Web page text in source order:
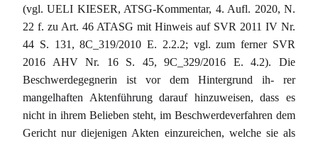
(vgl. UELI KIESER, ATSG-Kommentar, 4. Aufl. 2020, N.
22 f. zu Art. 46 ATASG mit Hinweis auf SVR 2011 IV Nr.
44 S. 131, 8C_319/2010 E. 2.2.2; vgl. zum ferner SVR
2016 AHV Nr. 16 S. 45, 9C_329/2016 E. 4.2). Die
Beschwerdegegnerin ist vor dem Hintergrund ih- rer
mangelhaften Aktenführung darauf hinzuweisen, dass es
nicht in ihrem Belieben steht, im Beschwerdeverfahren dem
Gericht nur diejenigen Akten einzureichen, welche sie als